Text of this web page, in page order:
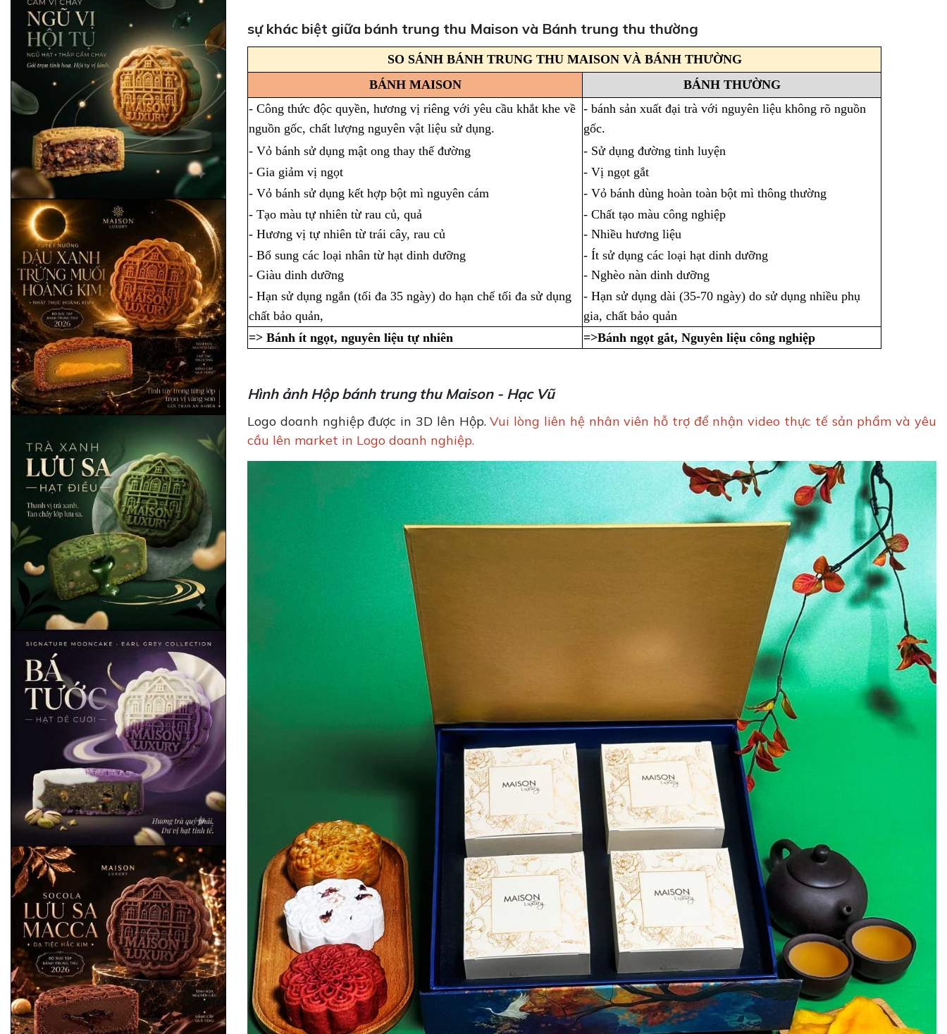
sự khác biệt giữa bánh trung thu Maison và Bánh trung thu thường
SO SÁNH BÁNH TRUNG THU MAISON VÀ BÁNH THƯỜNG
BÁNH MAISON
BÁNH THƯỜNG
- Công thức độc quyền, hương vị riêng với yêu cầu khắt khe về
nguồn gốc, chất lượng nguyên vật liệu sử dụng.
- bánh sản xuất đại trà với nguyên liệu không rõ nguồn
gốc.
- Vỏ bánh sử dụng mật ong thay thế đường
- Sử dụng đường tinh luyện
- Gia giảm vị ngọt
- Vị ngọt gắt
- Vỏ bánh sử dụng kết hợp bột mì nguyên cám
- Vỏ bánh dùng hoàn toàn bột mì thông thường
- Tạo màu tự nhiên từ rau củ, quả
- Hương vị tự nhiên từ trái cây, rau củ
- Chất tạo màu công nghiệp
- Nhiều hương liệu
- Bổ sung các loại nhân từ hạt dinh dưỡng
- Giàu dinh dưỡng
- Ít sử dụng các loại hạt dinh dưỡng
- Nghèo nàn dinh dưỡng
- Hạn sử dụng ngắn (tối đa 35 ngày) do hạn chế tối đa sử dụng
chất bảo quản,
- Hạn sử dụng dài (35-70 ngày) do sử dụng nhiều phụ
gia, chất bảo quản
=> Bánh ít ngọt, nguyên liệu tự nhiên
=>Bánh ngọt gắt, Nguyên liệu công nghiệp
Hình ảnh Hộp bánh trung thu Maison - Hạc Vũ
Logo doanh nghiệp được in 3D lên Hộp.Vui lòng liên hệ nhân viên hỗ trợ để nhận video thực tế sản phẩm và yêu
cầu lên market in Logo doanh nghiệp.